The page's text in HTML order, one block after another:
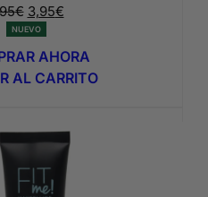
€ El
precio
original
era:
6,95€.
3,95€El
actual
es:
3,95€.
NUEVO
AHORA
AL CARRITO